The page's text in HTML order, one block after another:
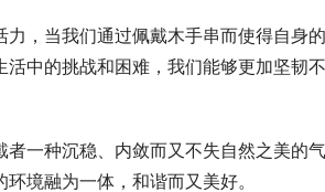
，当我们通过佩戴木手串而使得自身
中的挑战和困难，我们能够更加坚韧不
一种沉稳、内敛而又不失自然之美的气
境融为一体，和谐而又美好。